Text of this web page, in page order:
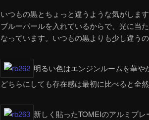
いつもの黒とちょっと違うような気がしま
ブルーパールを入れているからで、光に当
なっています。いつもの黒よりも少し違う
明るい色はエンジンルームを華や
どちらにしても存在感は最初に比べると全然
新しく貼ったTOMEIのアルミプレ